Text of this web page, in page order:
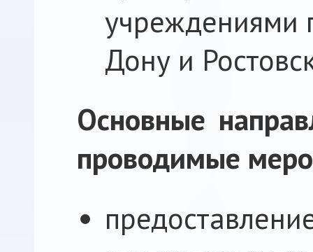
учреждениями
Дону и
Основные
проводимые